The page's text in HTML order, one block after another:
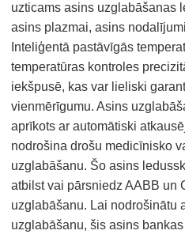
uzticams asins uzglabāšanas
asins plazmai, asins
Inteliģentā pastāvīgās
temperatūras kontroles
iekšpusē, kas var lieliski
vienmērīgumu. Asins
aprīkots ar automātiski
nodrošina drošu medicīnisko
uzglabāšanu. Šo asins
atbilst vai pārsniedz AABB un
uzglabāšanu. Lai nodrošinātu
uzglabāšanu, šis asins